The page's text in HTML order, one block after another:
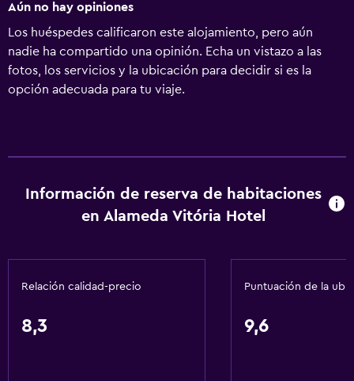
Aún no hay opiniones
Los huéspedes calificaron este alojamiento, pero aún
nadie ha compartido una opinión. Echa un vistazo a las
fotos, los servicios y la ubicación para decidir si es la
opción adecuada para tu viaje.
Información de reserva de habitaciones
en Alameda Vitória Hotel
Relación calidad-precio
8,3
Puntuación de la
9,6